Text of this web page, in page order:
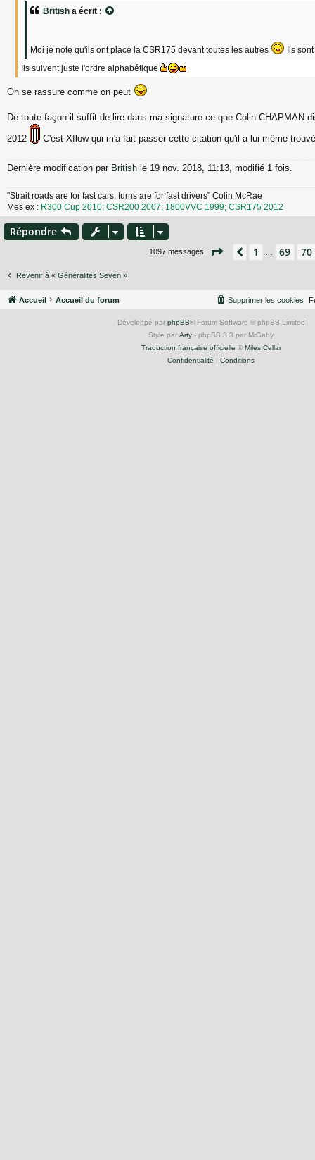
British a écrit :
Moi je note qu'ils ont placé la CSR175 devant toutes les autres
Ils
Ils suivent juste l'ordre alphabétique
On se rassure comme on peut
De toute façon il suffit de lire dans ma signature ce que Colin CHAPMAN
2012
C'est Xflow qui m'a fait passer cette citation qu'il a lui même
Dernière modification par British le 19 nov. 2018, 11:13, modifié 1 fois.
"Strait roads are for fast cars, turns are for fast drivers" Colin McRae
Mes ex : R300 Cup 2010; CSR200 2007; 1800VVC 1999; CSR175 2012
Répondre
1097 messages Page 71 sur74
Précédent
1 69 70
Revenir à « Généralités Seven »
Accueil Accueil du forum Supprimer les cookies
Développé par phpBB® Forum Software © phpBB Limited
Style par Arty - phpBB 3.3 par MrGaby
Traduction française officielle © Miles Cellar
Confidentialité | Conditions